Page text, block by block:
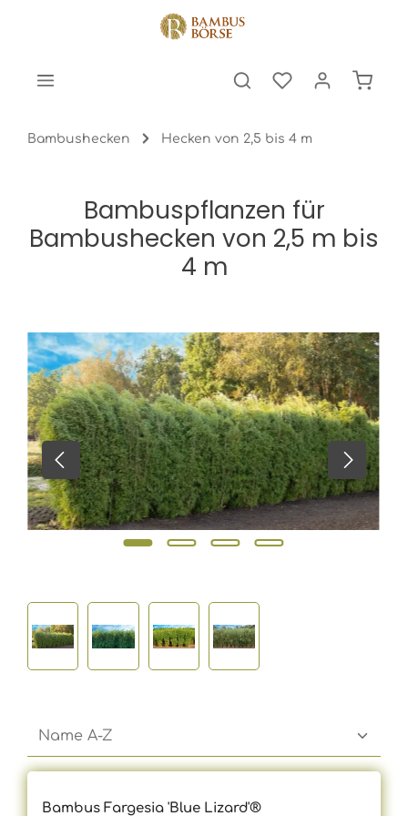
Bambushecken Hecken von 2,5 bis 4 m
Bambuspflanzen für
Bambushecken von 2,5 m bis
4 m
Bildergalerie überspringen
Bambus Fargesia 'Blue Lizard'®